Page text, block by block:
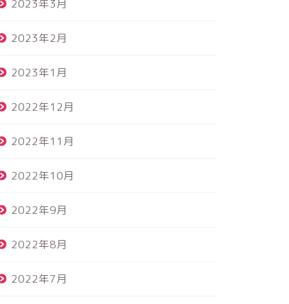
2023年3月
2023年2月
2023年1月
2022年12月
2022年11月
2022年10月
2022年9月
2022年8月
2022年7月